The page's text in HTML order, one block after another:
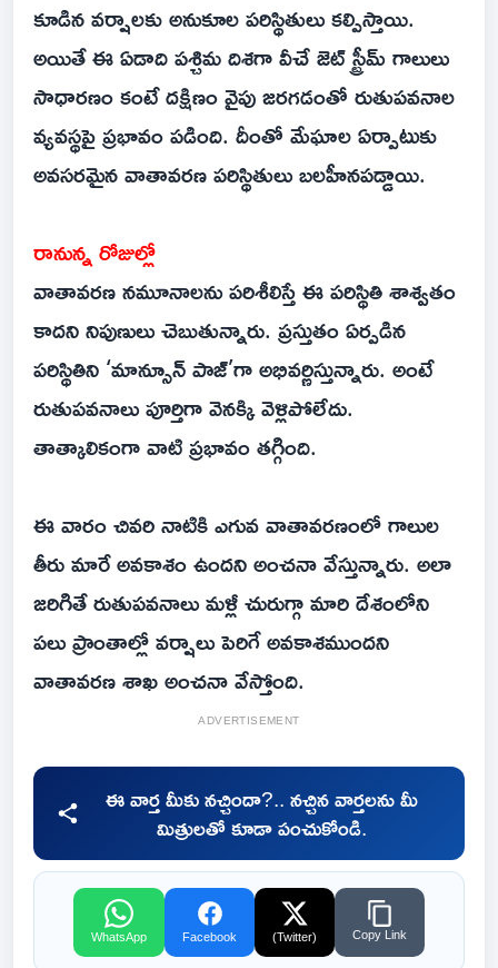
కూడిన వర్షాలకు అనుకూల పరిస్థితులు కల్పిస్తాయి.
అయితే ఈ ఏడాది పశ్చిమ దిశగా వీచే జెట్‌ స్ట్రీమ్‌ గాలులు
సాధారణం కంటే దక్షిణం వైపు జరగడంతో రుతుపవనాల
వ్యవస్థపై ప్రభావం పడింది. దీంతో మేఘాల ఏర్పాటుకు
అవసరమైన వాతావరణ పరిస్థితులు బలహీనపడ్డాయి.
రానున్న రోజుల్లో
వాతావరణ నమూనాలను పరిశీలిస్తే ఈ పరిస్థితి శాశ్వతం
కాదని నిపుణులు చెబుతున్నారు. ప్రస్తుతం ఏర్పడిన
పరిస్థితిని ‘మాన్సూన్‌ పాజ్‌’గా అభివర్ణిస్తున్నారు. అంటే
రుతుపవనాలు పూర్తిగా వెనక్కి వెళ్లిపోలేదు.
తాత్కాలికంగా వాటి ప్రభావం తగ్గింది.
ఈ వారం చివరి నాటికి ఎగువ వాతావరణంలో గాలుల
తీరు మారే అవకాశం ఉందని అంచనా వేస్తున్నారు. అలా
జరిగితే రుతుపవనాలు మళ్లీ చురుగ్గా మారి దేశంలోని
పలు ప్రాంతాల్లో వర్షాలు పెరిగే అవకాశముందని
వాతావరణ శాఖ అంచనా వేస్తోంది.
ADVERTISEMENT
ఈ వార్త మీకు నచ్చిందా?.. నచ్చిన వార్తలను మీ
మిత్రులతో కూడా పంచుకోండి.
WhatsApp Facebook (Twitter) Copy Link